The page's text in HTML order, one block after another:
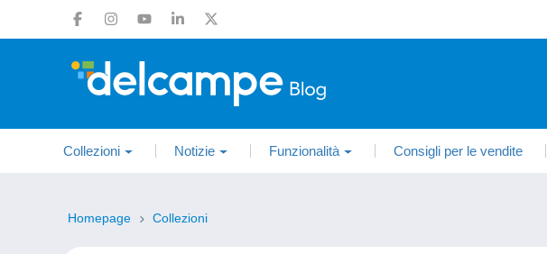
Collezioni Notizie Funzionalità Consigli per le vendite
Homepage Collezioni